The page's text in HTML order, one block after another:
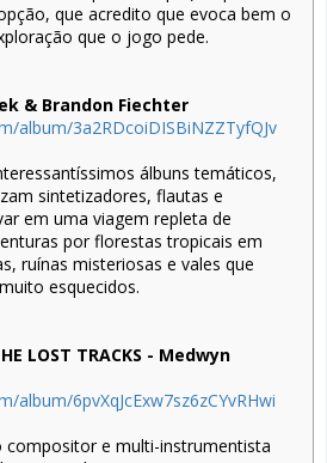
que acredito que evoca bem o
que o jogo pede.
& Brandon Fiechter
album/3a2RDcoiDISBiNZZTyfQJv
álbuns temáticos,
sintetizadores, flautas e
em uma viagem repleta de
por florestas tropicais em
ruínas misteriosas e vales que
esquecidos.
LOST TRACKS - Medwyn
album/6pvXqJcExw7sz6zCYvRHwi
compositor e multi-instrumentista